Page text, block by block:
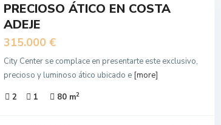
PRECIOSO ÁTICO EN COSTA
ADEJE
315.000 €
City Center se complace en presentarte este exclusivo,
precioso y luminoso ático ubicado e [more]
2
1 80 m2